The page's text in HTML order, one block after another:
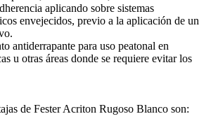
aplicando sobre sistemas
envejecidos, previo a la aplicación de un
antiderrapante para uso peatonal en
u otras áreas donde se requiere evitar los
de Fester Acriton Rugoso Blanco son: